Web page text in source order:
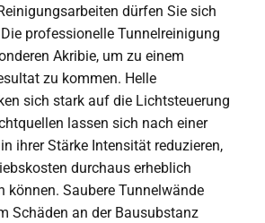
dürfen Sie sich
professionelle Tunnelreinigung
Akribie, um zu einem
zu kommen. Helle
sich stark auf die Lichtsteuerung
lassen sich nach einer
ihrer Stärke Intensität reduzieren,
durchaus erheblich
können. Saubere Tunnelwände
Schäden an der Bausubstanz